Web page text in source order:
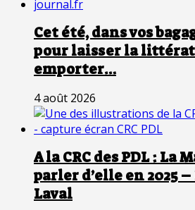
Cet été, dans vos
pour laisser la
emporter…
4 août 2026
A la CRC des PDL : La
parler d’elle en 2025
Laval